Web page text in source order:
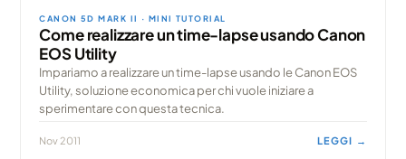
CANON 5D MARK II · MINI TUTORIAL
Come realizzare un time-lapse usando Canon
EOS Utility
Impariamo a realizzare un time-lapse usando le Canon EOS
Utility, soluzione economica per chi vuole iniziare a
sperimentare con questa tecnica.
Nov 2011 LEGGI →